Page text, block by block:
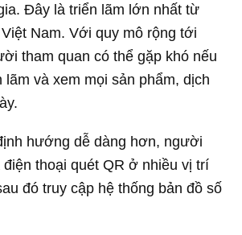
Đây là triển lãm lớn nhất từ
Nam. Với quy mô rộng tới
tham quan có thể gặp khó nếu
lãm và xem mọi sản phẩm, dịch
hướng dễ dàng hơn, người
thoại quét QR ở nhiều vị trí
đó truy cập hệ thống bản đồ số